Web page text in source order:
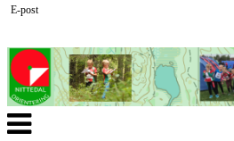
Veksle
navigasjon
E-post